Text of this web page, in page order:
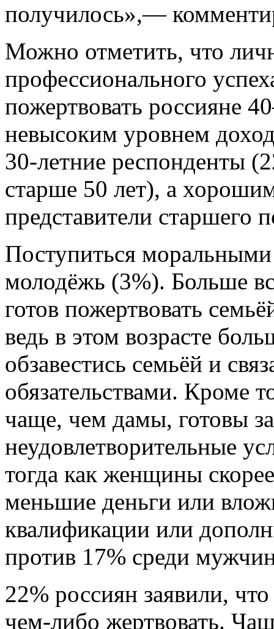
получилось»,—
Можно отметить, что
профессионального
пожертвовать россияне
невысоким уровнем
30-летние респонденты
старше 50 лет), а
представители старшего
Поступиться
молодёжь (3%). Больше
готов пожертвовать
ведь в этом возрасте
обзавестись семьёй и
обязательствами. Кроме
чаще, чем дамы, готовы
неудовлетворительные
тогда как женщины скорее
меньшие деньги или
квалификации или
против 17% среди
22% россиян заявили,
чем-либо жертвовать.